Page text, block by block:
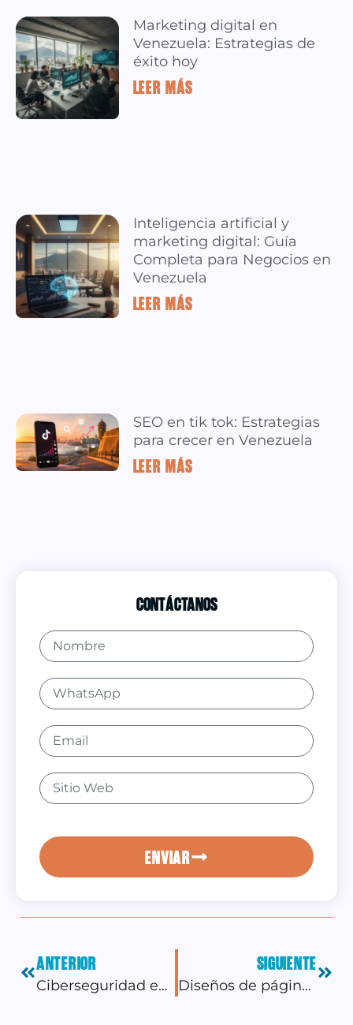
Marketing digital en
Venezuela: Estrategias de
éxito hoy
LEER MÁS »
Inteligencia artificial y
marketing digital: Guía
Completa para Negocios en
Venezuela
LEER MÁS »
SEO en tik tok: Estrategias
para crecer en Venezuela
LEER MÁS »
Contáctanos
ENVIAR
ANTERIOR
Ciberseguridad en eCommerce: Cómo garantizar compras en línea seguras y proteger los datos de tus clientes
SIGUIENTE
Diseños de páginas web modernas: Explorando las tendencias y tecnologías innovadoras